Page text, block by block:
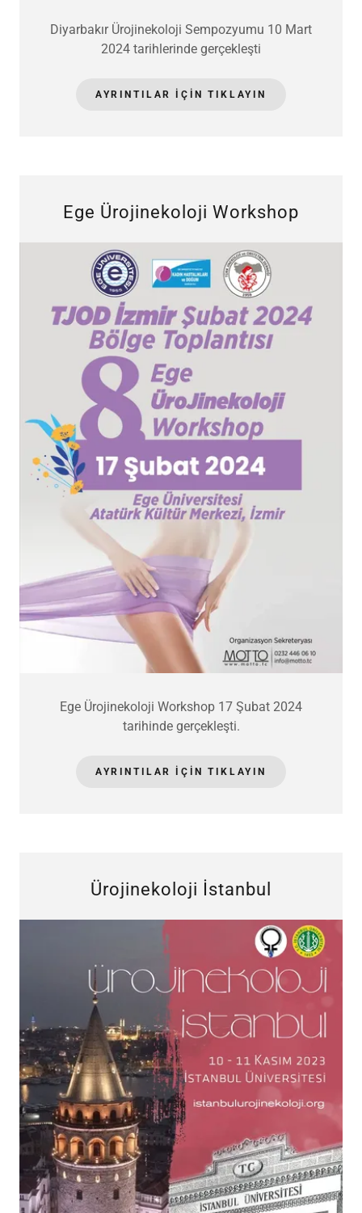
Diyarbakır Ürojinekoloji Sempozyumu 10 Mart
2024 tarihlerinde gerçekleşti
AYRINTILAR IÇIN TIKLAYIN
Ege Ürojinekoloji Workshop
Ege Ürojinekoloji Workshop 17 Şubat 2024
tarihinde gerçekleşti.
AYRINTILAR IÇIN TIKLAYIN
Ürojinekoloji İstanbul